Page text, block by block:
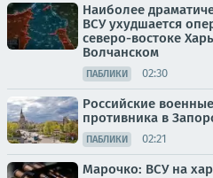
Наиболее
ВСУ ухудшается
северо-востоке
Волчанском
ПАБЛИКИ 02:30
Российские
противника в
ПАБЛИКИ 02:21
Марочко: ВСУ на